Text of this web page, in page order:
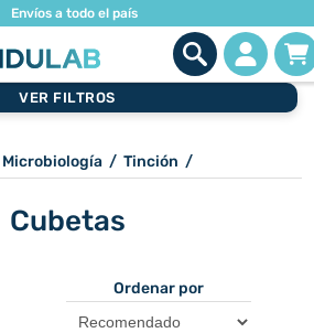
Envíos a todo el país
VER FILTROS
Microbiología / Tinción /
Cubetas
Ordenar por